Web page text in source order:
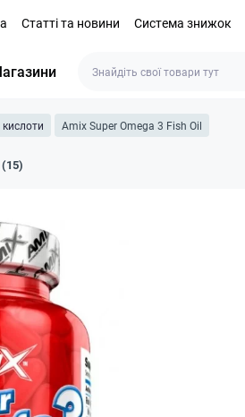
Статті та новини Система знижок
Amix Super Omega 3 Fish Oil
(15)